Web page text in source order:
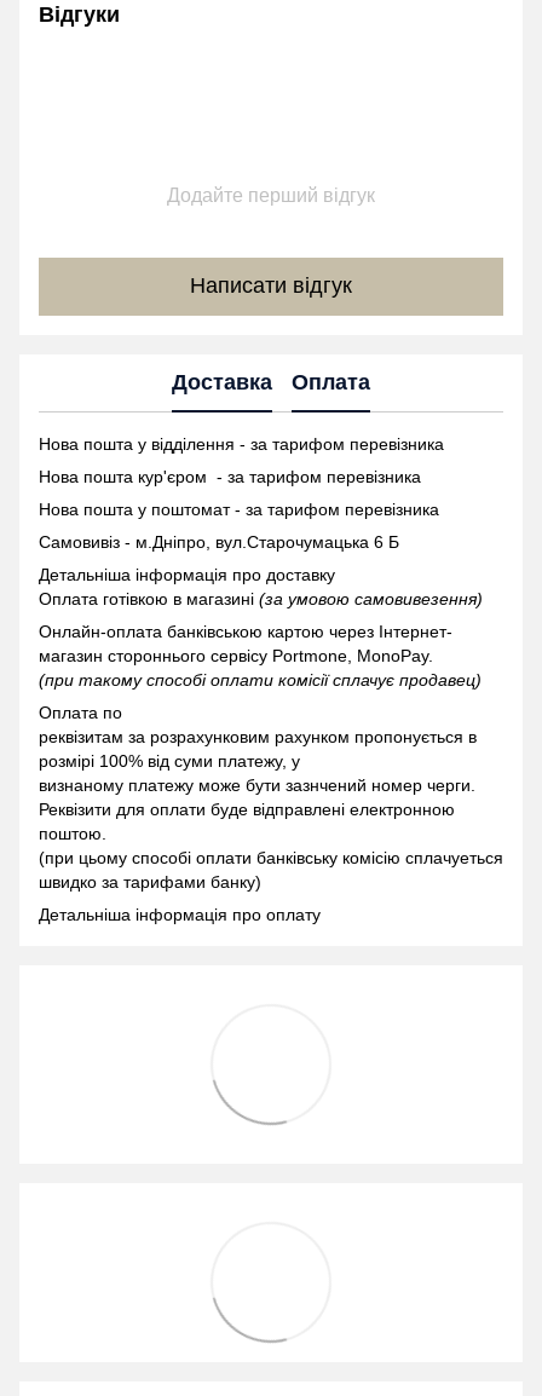
Відгуки
Додайте перший відгук
Написати відгук
Доставка Оплата
Нова пошта у відділення - за тарифом перевізника
Нова пошта кур'єром - за тарифом перевізника
Нова пошта у поштомат - за тарифом перевізника
Самовивіз - м.Дніпро, вул.Старочумацька 6 Б
Детальніша інформація про доставку
Оплата готівкою в магазині (за умовою самовивезення)
Онлайн-оплата банківською картою через Інтернет-
магазин стороннього сервісу Portmone, MonoPay.
(при такому способі оплати комісії сплачує продавец)
Оплата по
реквізитам за розрахунковим рахунком пропонується в
розмірі 100% від суми платежу, у
визнаному платежу може бути зазнчений номер черги.
Реквізити для оплати буде відправлені електронною
поштою.
(при цьому способі оплати банківську комісію сплачуеться
швидко за тарифами банку)
Детальніша інформація про оплату